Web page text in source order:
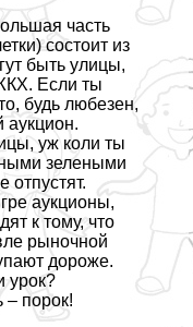
часть
состоит из
быть улицы,
Если ты
будь любезен,
аукцион.
уж коли ты
зелеными
отпустят.
аукционы,
к тому, что
рыночной
дороже.
урок?
порок!